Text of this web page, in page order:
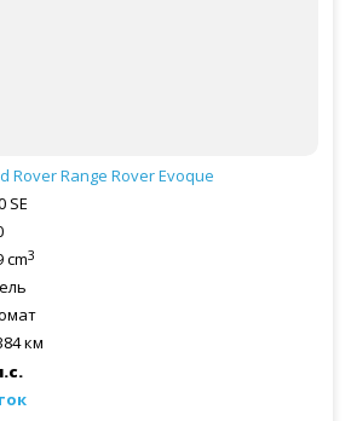
RoverRange Rover Evoque
SE
cm3
км